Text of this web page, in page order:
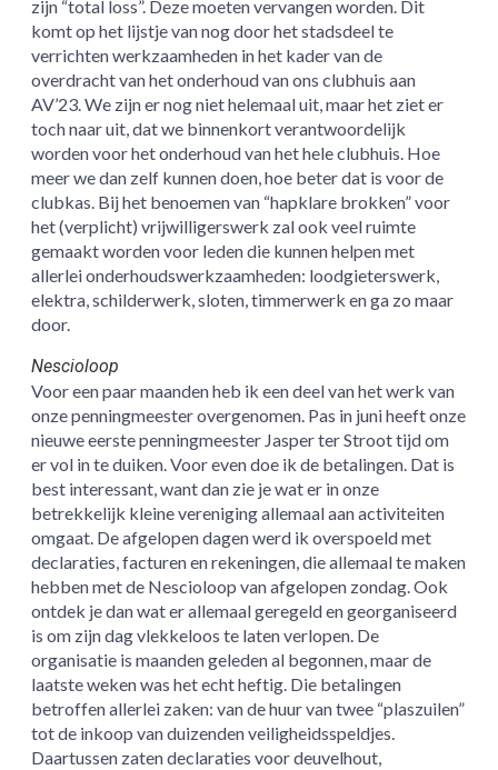
zijn “total loss”. Deze moeten vervangen worden. Dit
komt op het lijstje van nog door het stadsdeel te
verrichten werkzaamheden in het kader van de
overdracht van het onderhoud van ons clubhuis aan
AV’23. We zijn er nog niet helemaal uit, maar het ziet er
toch naar uit, dat we binnenkort verantwoordelijk
worden voor het onderhoud van het hele clubhuis. Hoe
meer we dan zelf kunnen doen, hoe beter dat is voor de
clubkas. Bij het benoemen van “hapklare brokken” voor
het (verplicht) vrijwilligerswerk zal ook veel ruimte
gemaakt worden voor leden die kunnen helpen met
allerlei onderhoudswerkzaamheden: loodgieterswerk,
elektra, schilderwerk, sloten, timmerwerk en ga zo maar
door.
Nescioloop
Voor een paar maanden heb ik een deel van het werk van
onze penningmeester overgenomen. Pas in juni heeft onze
nieuwe eerste penningmeester Jasper ter Stroot tijd om
er vol in te duiken. Voor even doe ik de betalingen. Dat is
best interessant, want dan zie je wat er in onze
betrekkelijk kleine vereniging allemaal aan activiteiten
omgaat. De afgelopen dagen werd ik overspoeld met
declaraties, facturen en rekeningen, die allemaal te maken
hebben met de Nescioloop van afgelopen zondag. Ook
ontdek je dan wat er allemaal geregeld en georganiseerd
is om zijn dag vlekkeloos te laten verlopen. De
organisatie is maanden geleden al begonnen, maar de
laatste weken was het echt heftig. Die betalingen
betroffen allerlei zaken: van de huur van twee “plaszuilen”
tot de inkoop van duizenden veiligheidsspeldjes.
Daartussen zaten declaraties voor deuvelhout,